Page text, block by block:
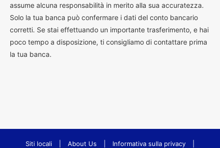
assume alcuna responsabilità in merito alla sua accuratezza.
Solo la tua banca può confermare i dati del conto bancario
corretti. Se stai effettuando un importante trasferimento, e hai
poco tempo a disposizione, ti consigliamo di contattare prima
la tua banca.
Siti locali About Us Informativa sulla privacy